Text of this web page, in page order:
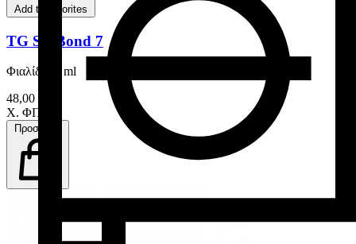
Add to favorites
TG SE Bond 7
Φιαλίδιο 5 ml
48,00 €
Χ. ΦΠΑ
Προσθήκη